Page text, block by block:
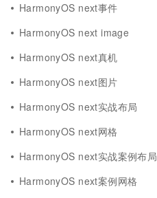
HarmonyOS next事件
HarmonyOS next image
HarmonyOS next真机
HarmonyOS next图片
HarmonyOS next实战布局
HarmonyOS next网格
HarmonyOS next实战案例布局
HarmonyOS next案例网格